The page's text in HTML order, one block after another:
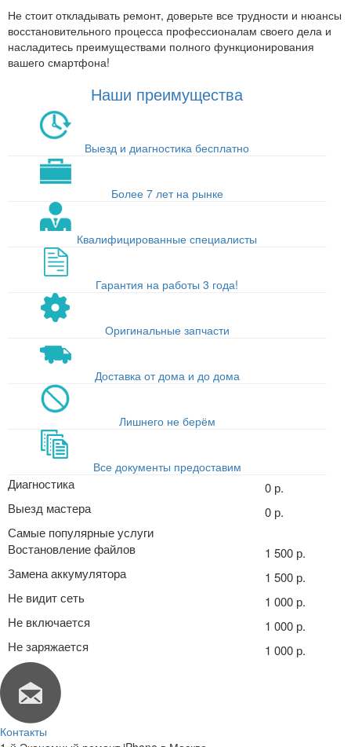
Не стоит откладывать ремонт, доверьте все трудности и нюансы
восстановительного процесса профессионалам своего дела и
насладитесь преимуществами полного функционирования
вашего смартфона!
Наши преимущества
Выезд и диагностика бесплатно
Более 7 лет на рынке
Квалифицированные специалисты
Гарантия на работы 3 года!
Оригинальные запчасти
Доставка от дома и до дома
Лишнего не берём
Все документы предоставим
Диагностика
0 р.
Выезд мастера
0 р.
Самые популярные услуги
Востановление файлов
1 500 р.
Замена аккумулятора
1 500 р.
Не видит сеть
1 000 р.
Не включается
1 000 р.
Не заряжается
1 000 р.
Контакты